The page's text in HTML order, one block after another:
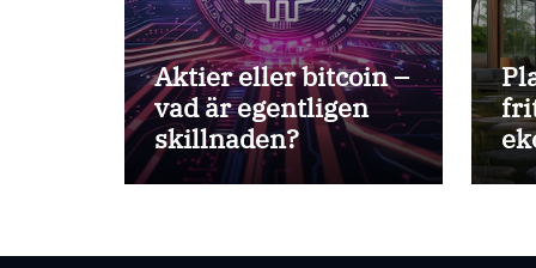
Aktier eller bitcoin –
vad är egentligen
skillnaden?